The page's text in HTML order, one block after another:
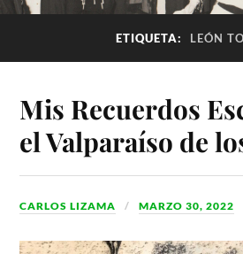
ETIQUETA: LEÓN
Mis Recuerdos
el Valparaíso de
CARLOS LIZAMA MARZO 30, 2022